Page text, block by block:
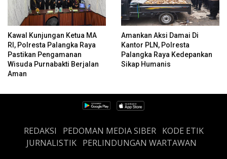
Kawal Kunjungan Ketua MA
RI, Polresta Palangka Raya
Pastikan Pengamanan
Wisuda Purnabakti Berjalan
Aman
Amankan Aksi Damai Di
Kantor PLN, Polresta
Palangka Raya Kedepankan
Sikap Humanis
REDAKSI PEDOMAN MEDIA SIBER
KODE ETIK
JURNALISTIK PERLINDUNGAN WARTAWAN